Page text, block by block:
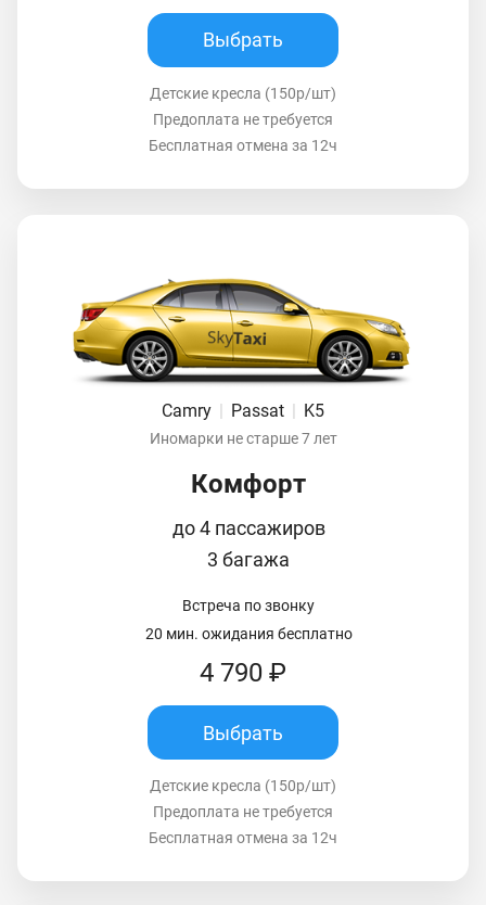
Выбрать
Детские кресла (150р/шт)
Предоплата не требуется
Бесплатная отмена за 12ч
Camry Passat K5
Иномарки не старше 7 лет
Комфорт
до 4 пассажиров
3 багажа
Встреча по звонку
20 мин. ожидания бесплатно
4 790 ₽
Выбрать
Детские кресла (150р/шт)
Предоплата не требуется
Бесплатная отмена за 12ч